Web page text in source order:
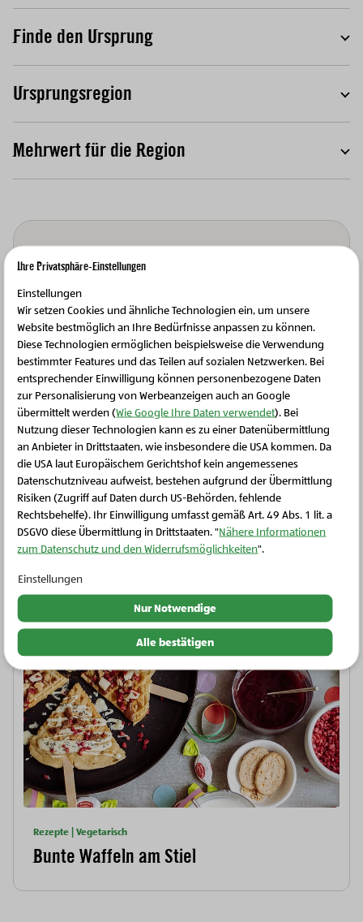
Finde den Ursprung
Ursprungsregion
Mehrwert für die Region
Weitere Produkte
Bio-Obst & Gemüse
BIO-Heidelbeeren
Rezepte | Vegetarisch
Bunte Waffeln am Stiel
Schließen Sie dieses Feld
Ihre Privatsphäre-Einstellungen
Einstellungen
Wir setzen Cookies und ähnliche Technologien ein, um unsere
Website bestmöglich an Ihre Bedürfnisse anpassen zu können.
Diese Technologien ermöglichen beispielsweise die Verwendung
bestimmter Features und das Teilen auf sozialen Netzwerken. Bei
entsprechender Einwilligung können personenbezogene Daten
zur Personalisierung von Werbeanzeigen auch an Google
übermittelt werden (Wie Google Ihre Daten verwendet). Bei
Nutzung dieser Technologien kann es zu einer Datenübermittlung
an Anbieter in Drittstaaten, wie insbesondere die USA kommen. Da
die USA laut Europäischem Gerichtshof kein angemessenes
Datenschutzniveau aufweist, bestehen aufgrund der Übermittlung
Risiken (Zugriff auf Daten durch US-Behörden, fehlende
Rechtsbehelfe). Ihr Einwilligung umfasst gemäß Art. 49 Abs. 1 lit. a
DSGVO diese Übermittlung in Drittstaaten. "Nähere Informationen
zum Datenschutz und den Widerrufsmöglichkeiten".
Einstellungen
Nur Notwendige
Alle bestätigen